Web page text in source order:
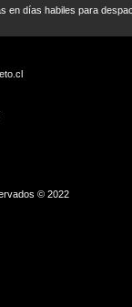
en días habiles para
© 2022